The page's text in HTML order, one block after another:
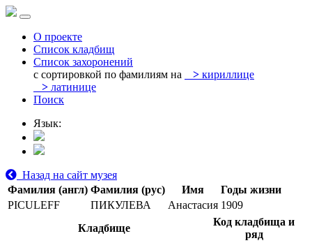
О проекте
Список кладбищ
Список захоронений
с сортировкой по фамилиям на
> кириллице
> латинице
Поиск
Язык:
Назад на сайт музея
Фамилия (англ) Фамилия (рус) Имя
Годы жизни
PICULEFF
ПИКУЛЕВА Анастасия 1909
Кладбище
Код кладбища и
ряд